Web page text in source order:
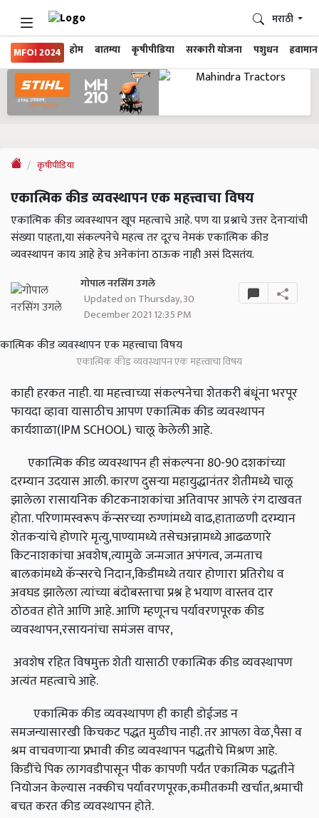
MFOI 2024 होम बातम्या कृषीपीडिया सरकारी योजना पशुधन हवामान
मराठी
कृषीपीडिया
एकात्मिक कीड व्यवस्थापन एक महत्त्वाचा विषय
एकात्मिक कीड व्यवस्थापन खूप महत्वाचे आहे. पण या प्रश्नाचे उत्तर देनाऱ्यांची
संख्या पाहता,या संकल्पनेचे महत्व तर दूरच नेमकं एकात्मिक कीड
व्यवस्थापन काय आहे हेच अनेकांना ठाऊक नाही असं दिसतंय.
गोपाल नरसिंग उगले
Updated on Thursday, 30
December 2021 12:35 PM
एकात्मिक कीड व्यवस्थापन एक महत्त्वाचा विषय
काही हरकत नाही. या महत्त्वाच्या संकल्पनेचा शेतकरी बंधूंना भरपूर
फायदा व्हावा यासाठीच आपण एकात्मिक कीड व्यवस्थापन
कार्यशाळा(IPM SCHOOL) चालू केलेली आहे.
एकात्मिक कीड व्यवस्थापन ही संकल्पना 80-90 दशकांच्या
दरम्यान उदयास आली. कारण दुसऱ्या महायुद्धानंतर शेतीमध्ये चालू
झालेला रासायनिक कीटकनाशकांचा अतिवापर आपले रंग दाखवत
होता. परिणामस्वरूप कॅन्सरच्या रुग्णांमध्ये वाढ,हाताळणी दरम्यान
शेतकऱ्यांचे होणारे मृत्यु,पाण्यामध्ये तसेचअन्नामध्ये आढळणारे
किटनाशकांचा अवशेष,त्यामुळे जन्मजात अपंगत्व, जन्मताच
बालकांमध्ये कॅन्सरचे निदान,किडीमध्ये तयार होणारा प्रतिरोध व
अवघड झालेला त्यांच्या बंदोबस्ताचा प्रश्न हे भयाण वास्तव दार
ठोठवत होते आणि आहे. आणि म्हणूनच पर्यावरणपूरक कीड
व्यवस्थापन,रसायनांचा समंजस वापर,
अवशेष रहित विषमुक्त शेती यासाठी एकात्मिक कीड व्यवस्थापण
अत्यंत महत्वाचे आहे.
एकात्मिक कीड व्यवस्थापण ही काही डोईजड न
समजन्यासारखी किचकट पद्धत मुळीच नाही. तर आपला वेळ,पैसा व
श्रम वाचवणाऱ्या प्रभावी कीड व्यवस्थापन पद्धतीचे मिश्रण आहे.
किडींचे पिक लागवडीपासून पीक कापणी पर्यंत एकात्मिक पद्धतीने
नियोजन केल्यास नक्कीच पर्यावरणपूरक,कमीतकमी खर्चात,श्रमाची
बचत करत कीड व्यवस्थापन होते.